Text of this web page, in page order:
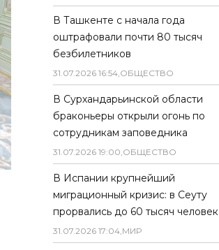
В Ташкенте с начала года
оштрафовали почти 80 тысяч
безбилетников
31.07.2026 16:54,ОБЩЕСТВО
В Сурхандарьинской области
браконьеры открыли огонь по
сотрудникам заповедника
31.07.2026 19:00,ОБЩЕСТВО
В Испании крупнейший
миграционный кризис: в Сеуту
прорвались до 60 тысяч человек
31.07.2026 17:04,МИР